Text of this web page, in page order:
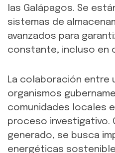
las Galápagos. Se
sistemas de
avanzados para
constante, incluso en
La colaboración entre
organismos
comunidades locales
proceso investigativo.
generado, se busca
energéticas